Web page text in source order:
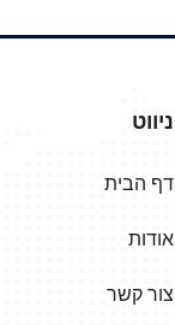
ניווט
דף הבית
אודות
צור קשר